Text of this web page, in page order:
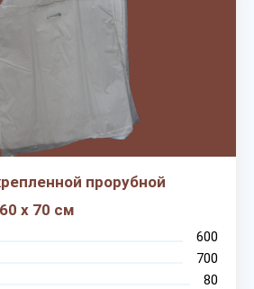
прорубной
х 70 см
600
700
80